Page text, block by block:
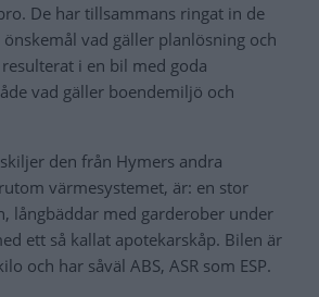
De har tillsammans ringat in de
vad gäller planlösning och
i en bil med goda
vad gäller boendemiljö och
den från Hymers andra
värmesystemet, är: en stor
långbäddar med garderober under
ett så kallat apotekarskåp. Bilen är
och har såväl ABS, ASR som ESP.